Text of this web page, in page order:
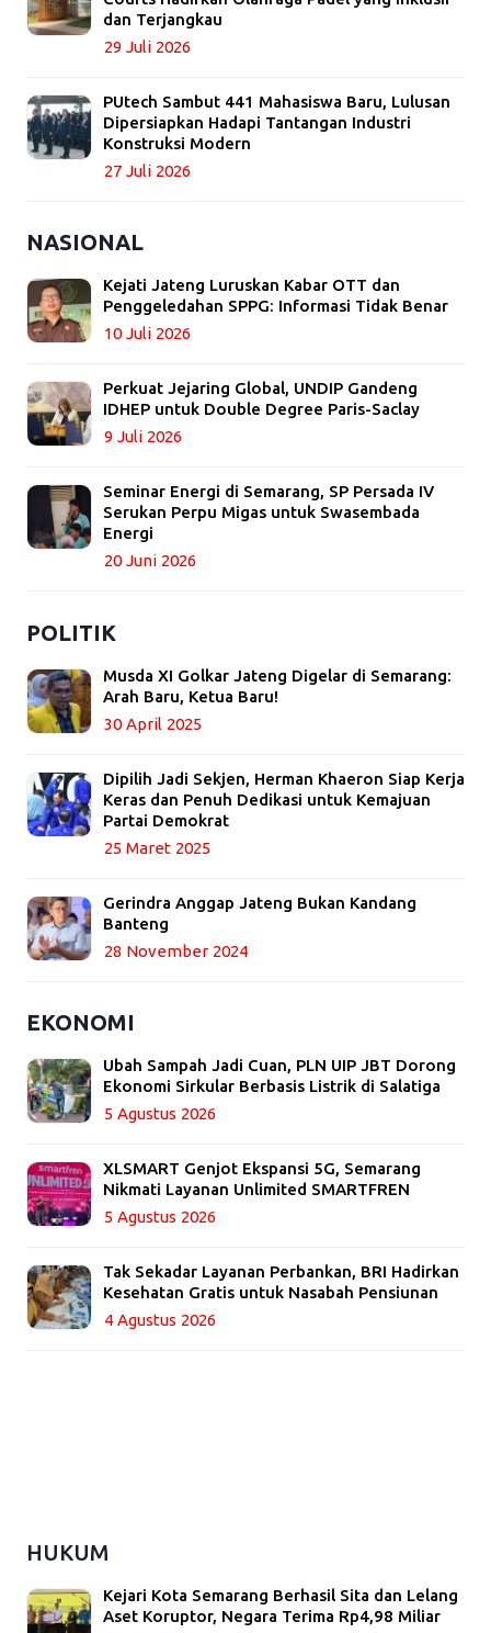
dan Terjangkau
29 Juli 2026
PUtech Sambut 441 Mahasiswa Baru, Lulusan
Dipersiapkan Hadapi Tantangan Industri
Konstruksi Modern
27 Juli 2026
NASIONAL
Kejati Jateng Luruskan Kabar OTT dan
Penggeledahan SPPG: Informasi Tidak Benar
10 Juli 2026
Perkuat Jejaring Global, UNDIP Gandeng
IDHEP untuk Double Degree Paris-Saclay
9 Juli 2026
Seminar Energi di Semarang, SP Persada IV
Serukan Perpu Migas untuk Swasembada
Energi
20 Juni 2026
POLITIK
Musda XI Golkar Jateng Digelar di Semarang:
Arah Baru, Ketua Baru!
30 April 2025
Dipilih Jadi Sekjen, Herman Khaeron Siap Kerja
Keras dan Penuh Dedikasi untuk Kemajuan
Partai Demokrat
25 Maret 2025
Gerindra Anggap Jateng Bukan Kandang
Banteng
28 November 2024
EKONOMI
Ubah Sampah Jadi Cuan, PLN UIP JBT Dorong
Ekonomi Sirkular Berbasis Listrik di Salatiga
5 Agustus 2026
XLSMART Genjot Ekspansi 5G, Semarang
Nikmati Layanan Unlimited SMARTFREN
5 Agustus 2026
Tak Sekadar Layanan Perbankan, BRI Hadirkan
Kesehatan Gratis untuk Nasabah Pensiunan
4 Agustus 2026
HUKUM
Kejari Kota Semarang Berhasil Sita dan Lelang
Aset Koruptor, Negara Terima Rp4,98 Miliar